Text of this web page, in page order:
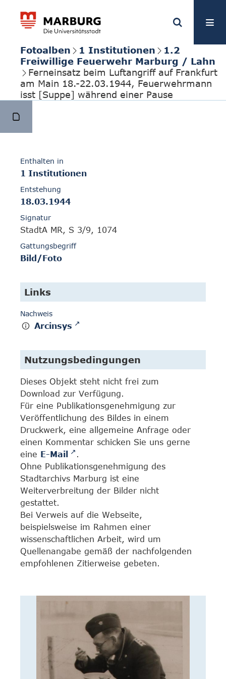
Fotoalben 1 Institutionen
1.2
Freiwillige Feuerwehr Marburg / Lahn
Ferneinsatz beim Luftangriff auf Frankfurt
am Main 18.-22.03.1944, Feuerwehrmann
isst [Suppe] während einer Pause
Enthalten in
1 Institutionen
Entstehung
18.03.1944
Signatur
StadtA MR, S 3/9, 1074
Gattungsbegriff
Bild/Foto
Links
Nachweis
Arcinsys
Nutzungsbedingungen
Dieses Objekt steht nicht frei zum
Download zur Verfügung.
Für eine Publikationsgenehmigung zur
Veröffentlichung des Bildes in einem
Druckwerk, eine allgemeine Anfrage oder
einen Kommentar schicken Sie uns gerne
eine E-Mail
.
Ohne Publikationsgenehmigung des
Stadtarchivs Marburg ist eine
Weiterverbreitung der Bilder nicht
gestattet.
Bei Verweis auf die Webseite,
beispielsweise im Rahmen einer
wissenschaftlichen Arbeit, wird um
Quellenangabe gemäß der nachfolgenden
empfohlenen Zitierweise gebeten.